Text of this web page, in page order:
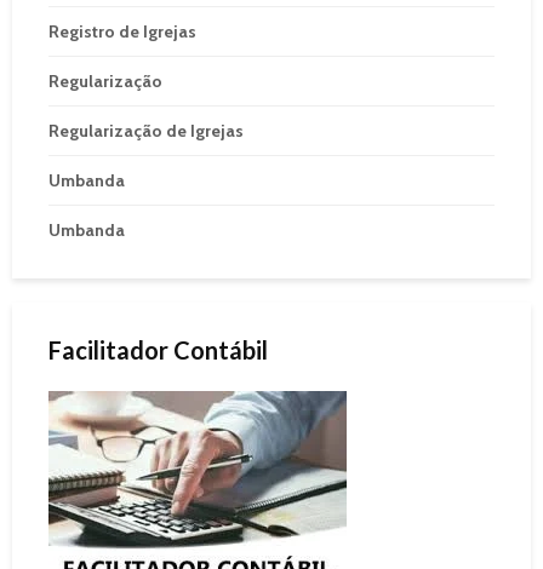
Registro de Igrejas
Regularização
Regularização de Igrejas
Umbanda
Umbanda
Facilitador Contábil